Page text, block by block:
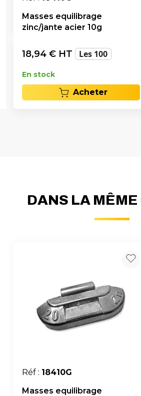
Masses equilibrage
zinc/jante acier 10g
18,94 € HT Les 100
En stock
Acheter
DANS LA
Réf : 18410G
Masses equilibrage